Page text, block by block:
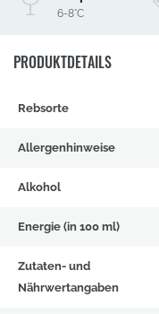
6-8°C
PRODUKTDETAILS
Rebsorte
Allergenhinweise
Alkohol
Energie (in 100 ml)
Zutaten- und
Nährwertangaben